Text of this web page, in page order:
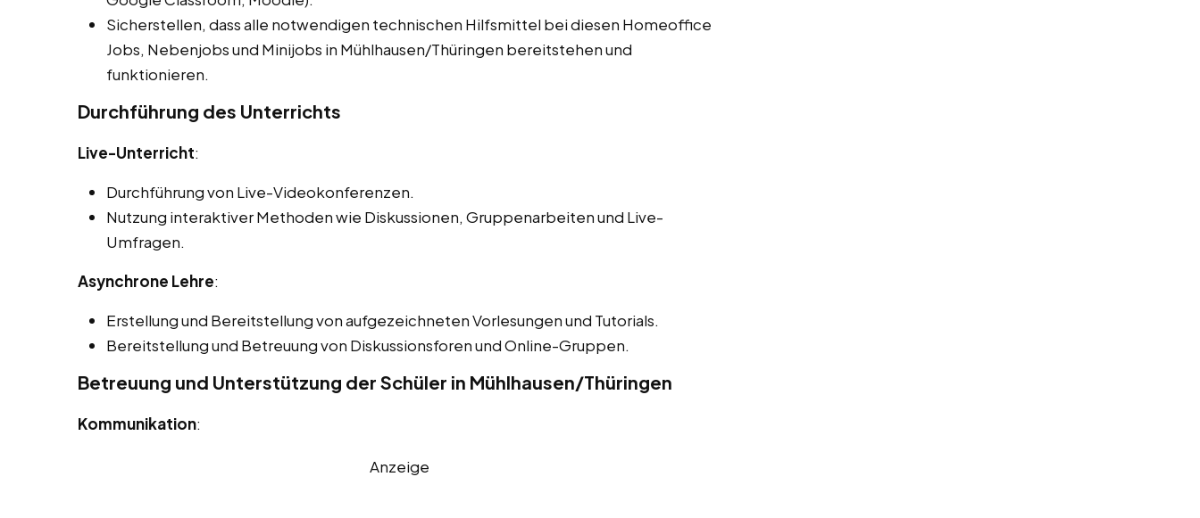
Sicherstellen, dass alle notwendigen technischen Hilfsmittel bei diesen Homeoffice
Jobs, Nebenjobs und Minijobs in Mühlhausen/Thüringen bereitstehen und
funktionieren.
Durchführung des Unterrichts
Live-Unterricht:
Durchführung von Live-Videokonferenzen.
Nutzung interaktiver Methoden wie Diskussionen, Gruppenarbeiten und Live-
Umfragen.
Asynchrone Lehre:
Erstellung und Bereitstellung von aufgezeichneten Vorlesungen und Tutorials.
Bereitstellung und Betreuung von Diskussionsforen und Online-Gruppen.
Betreuung und Unterstützung der Schüler in Mühlhausen/Thüringen
Kommunikation:
Anzeige